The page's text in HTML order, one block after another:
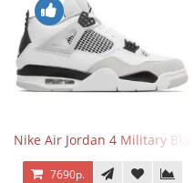
Nike Air Jordan 4 Military Black
7690р.